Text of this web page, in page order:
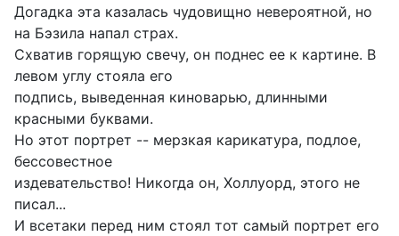
Догадка эта казалась чудовищно невероятной, но
на Бэзила напал страх.
Схватив горящую свечу, он поднес ее к картине. В
левом углу стояла его
подпись, выведенная киноварью, длинными
красными буквами.
Но этот портрет -- мерзкая карикатура, подлое,
бессовестное
издевательство! Никогда он, Холлуорд, этого не
писал...
И всетаки перед ним стоял тот самый портрет его